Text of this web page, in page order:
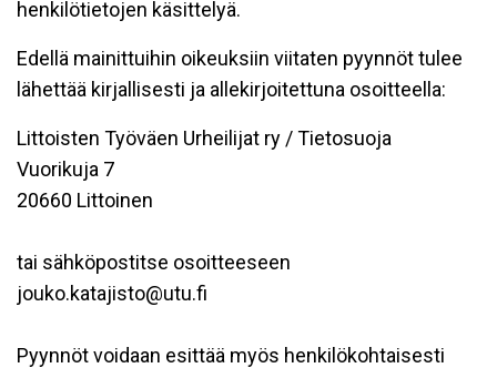
henkilötietojen käsittelyä.
Edellä mainittuihin oikeuksiin viitaten pyynnöt tulee
lähettää kirjallisesti ja allekirjoitettuna osoitteella:
Littoisten Työväen Urheilijat ry / Tietosuoja
Vuorikuja 7
20660 Littoinen
tai sähköpostitse osoitteeseen
jouko.katajisto@utu.fi
Pyynnöt voidaan esittää myös henkilökohtaisesti